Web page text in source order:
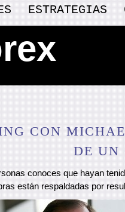
ESTRATEGIAS
CON
DE UN
conoces que hayan
están respaldadas por